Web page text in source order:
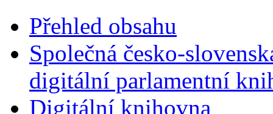
Přehled obsahu
Společná česko-
digitální parlamentní
Digitální knihovna